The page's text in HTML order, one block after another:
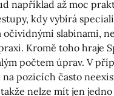
například až moc
kdy vybírá
slabinami,
Kromě toho hraje
počtem úprav. V
pozicích často
nelze mít jen jedno